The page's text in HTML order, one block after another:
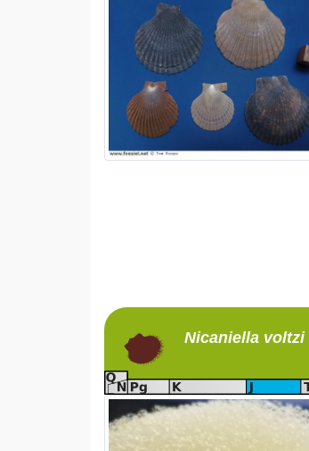
Nicaniellavoltzi